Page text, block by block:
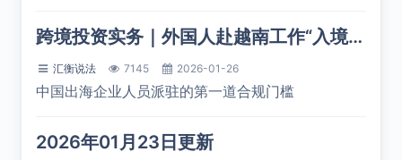
跨境投资实务｜外国人赴越南工作“入境关”：签证类型选择与合规要点
汇衡说法 7145 2026-01-26
中国出海企业人员派驻的第一道合规门槛
2026年01月23日更新